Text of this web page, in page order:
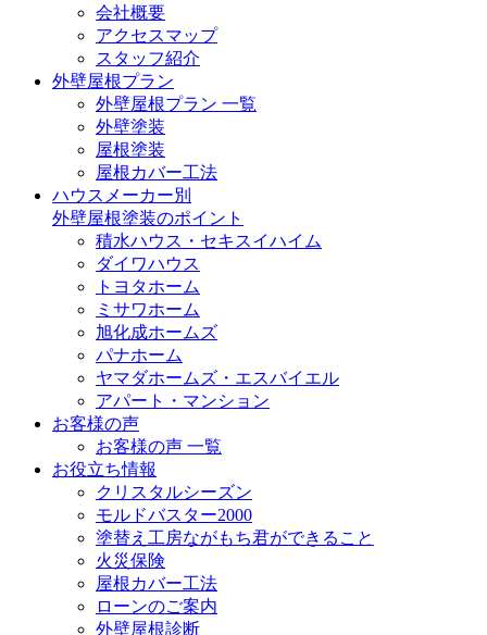
会社概要
アクセスマップ
スタッフ紹介
外壁屋根プラン
外壁屋根プラン 一覧
外壁塗装
屋根塗装
屋根カバー工法
ハウスメーカー別
外壁屋根塗装のポイント
積水ハウス・セキスイハイム
ダイワハウス
トヨタホーム
ミサワホーム
旭化成ホームズ
パナホーム
ヤマダホームズ・エスバイエル
アパート・マンション
お客様の声
お客様の声 一覧
お役立ち情報
クリスタルシーズン
モルドバスター2000
塗替え工房ながもち君ができること
火災保険
屋根カバー工法
ローンのご案内
外壁屋根診断